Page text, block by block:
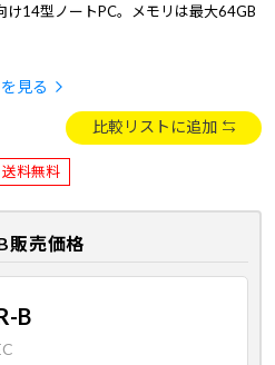
け14型ノートPC。メモリは最大64GB
見る
比較リストに追加
送料無料
販売価格
B